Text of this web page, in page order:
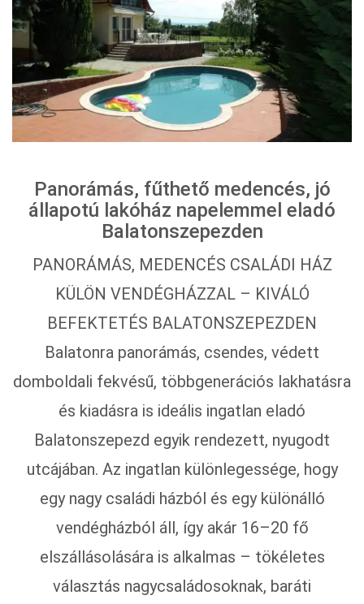
Panorámás, fűthető medencés, jó
állapotú lakóház napelemmel eladó
Balatonszepezden
PANORÁMÁS, MEDENCÉS CSALÁDI HÁZ
KÜLÖN VENDÉGHÁZZAL – KIVÁLÓ
BEFEKTETÉS BALATONSZEPEZDEN
Balatonra panorámás, csendes, védett
domboldali fekvésű, többgenerációs lakhatásra
és kiadásra is ideális ingatlan eladó
Balatonszepezd egyik rendezett, nyugodt
utcájában. Az ingatlan különlegessége, hogy
egy nagy családi házból és egy különálló
vendégházból áll, így akár 16–20 fő
elszállásolására is alkalmas – tökéletes
választás nagycsaládosoknak, baráti